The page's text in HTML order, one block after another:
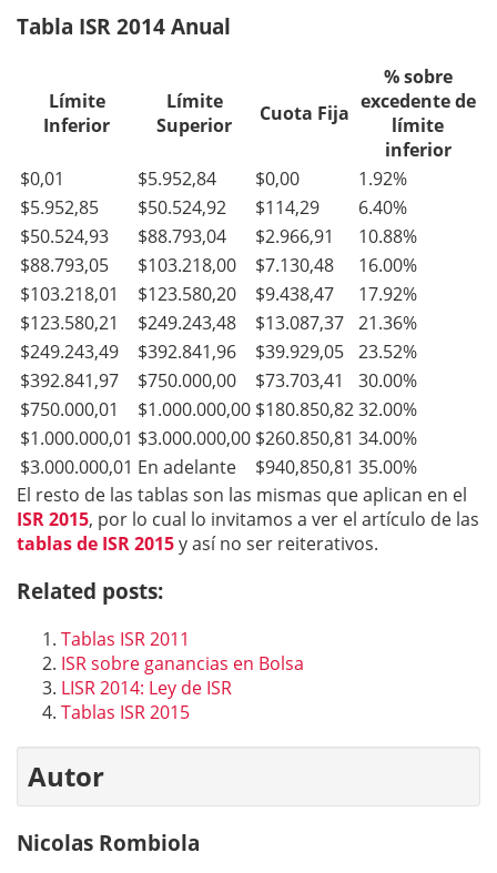
Tabla ISR 2014 Anual
Límite
Inferior
Límite
Superior
Cuota Fija
% sobre
excedente de
límite
inferior
$0,01
$5.952,84 $0,00
1.92%
$5.952,85
$50.524,92 $114,29
6.40%
$50.524,93
$88.793,04 $2.966,91
10.88%
$88.793,05
$103.218,00 $7.130,48
16.00%
$103.218,01
$123.580,20 $9.438,47
17.92%
$123.580,21
$249.243,48 $13.087,37 21.36%
$249.243,49
$392.841,96 $39.929,05 23.52%
$392.841,97
$750.000,00 $73.703,41
30.00%
$750.000,01
$1.000.000,00 $180.850,8232.00%
$1.000.000,01 $3.000.000,00 $260.850,81 34.00%
$3.000.000,01 En adelante $940,850,81 35.00%
El resto de las tablas son las mismas que aplican en el
ISR 2015, por lo cual lo invitamos a ver el artículo de las
tablas de ISR 2015y así no ser reiterativos.
Related posts:
Tablas ISR 2011
ISR sobre ganancias en Bolsa
LISR 2014: Ley de ISR
Tablas ISR 2015
Autor
Nicolas Rombiola